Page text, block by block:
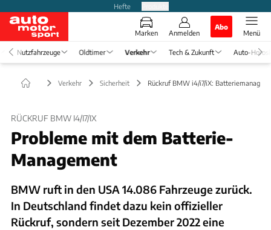
Hefte
Marken Anmelden
Abo
Menü
Nutzfahrzeuge Oldtimer Verkehr Tech & Zukunft Auto-
Verkehr Sicherheit Rückruf BMW i4/i7/iX:
RÜCKRUF BMW I4/I7/IX
Probleme mit dem Batterie-
Management
BMW ruft in den USA 14.086 Fahrzeuge zurück.
In Deutschland findet dazu kein offizieller
Rückruf, sondern seit Dezember 2022 eine